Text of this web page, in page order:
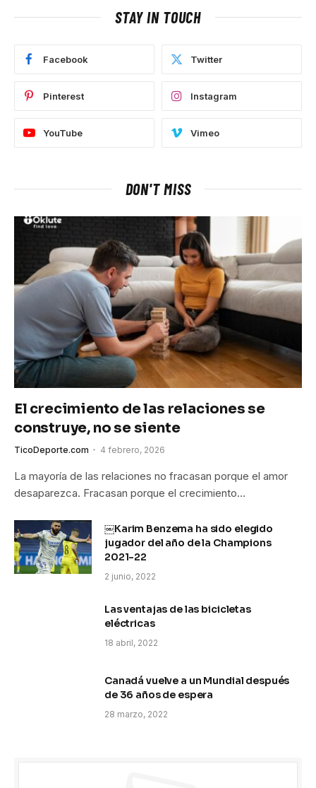
STAY IN TOUCH
Facebook Twitter
Pinterest Instagram
YouTube Vimeo
DON'T MISS
El crecimiento de las relaciones se
construye, no se siente
TicoDeporte.com 4 febrero, 2026
La mayoría de las relaciones no fracasan porque el amor
desaparezca. Fracasan porque el crecimiento…
￼Karim Benzema ha sido elegido
jugador del año de la Champions
2021-22
2 junio, 2022
Las ventajas de las bicicletas
eléctricas
18 abril, 2022
Canadá vuelve a un Mundial después
de 36 años de espera
28 marzo, 2022